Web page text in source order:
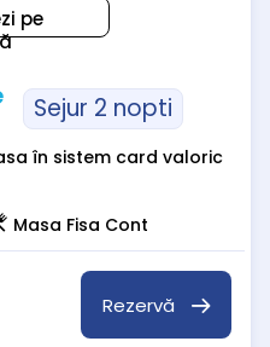
pe
Sejur 2 nopti
în sistem card valoric
Masa Fisa Cont
Rezervă